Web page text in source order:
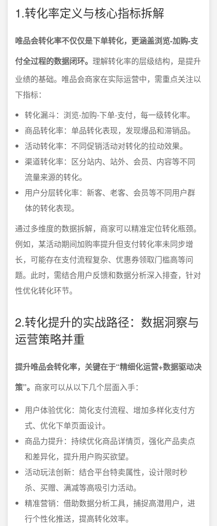
1.转化率定义与核心指标拆解
唯品会转化率不仅仅是下单转化，更涵盖浏览-加购-支
付全过程的数据闭环。 理解转化率的层级结构，是提升
业绩的基础。唯品会商家在实际运营中，需重点关注以
下指标：
转化漏斗：浏览-加购-下单-支付，每一级转化率。
商品转化率：单品转化表现，发现爆品和滞销品。
活动转化率：不同促销活动对转化的拉动效果。
渠道转化率：区分站内、站外、会员、内容等不同
流量来源的转化。
用户分层转化率：新客、老客、会员等不同用户群
体的转化表现。
通过多维度的数据拆解，商家可以精准定位转化瓶颈。
例如，某活动期间加购率提升但支付转化率未同步增
长，可能存在支付流程复杂、优惠券领取门槛高等问
题。此时，需结合用户反馈和数据分析深入排查，针对
性优化转化环节。
2.转化提升的实战路径：数据洞察与
运营策略并重
提升唯品会转化率，关键在于“精细化运营+数据驱动决
策”。 商家可以从以下几个层面入手：
用户体验优化：简化支付流程、增加多样化支付方
式、优化下单页面设计。
商品力提升：持续优化商品详情页，强化产品卖点
和差异化，提升用户购买欲望。
活动玩法创新：结合平台特卖属性，设计限时秒
杀、买赠、满减等高吸引力活动。
精准营销：借助数据分析工具，捕捉高潜用户，进
行个性化推送，提高转化效率。